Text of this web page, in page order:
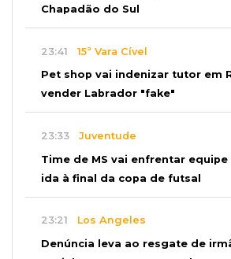
Chapadão do Sul
23:41 15ª Vara Cível
Pet shop vai indenizar tutor em
vender Labrador "fake"
23:33 Juventude
Time de MS vai enfrentar
ida à final da copa de futsal
23:21 Los Angeles
Denúncia leva ao resgate de